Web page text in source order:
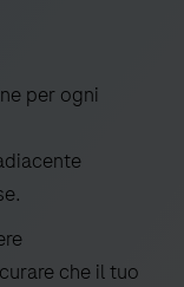
per ogni
che il tuo